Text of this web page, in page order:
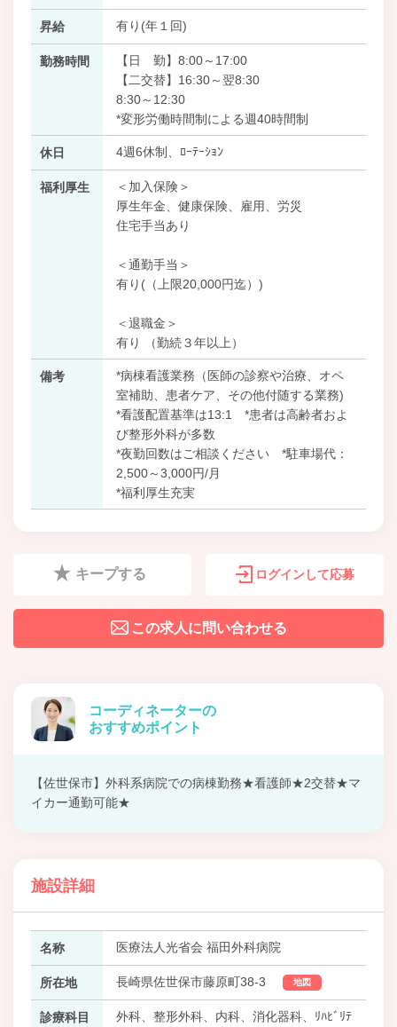
昇給 有り(年１回)
勤務時間
【日 勤】8:00～17:00
【二交替】16:30～翌8:30
8:30～12:30
*変形労働時間制による週40時間制
休日 4週6休制、ﾛｰﾃｰｼｮﾝ
福利厚生
＜加入保険＞
厚生年金、健康保険、雇用、労災
住宅手当あり
＜通勤手当＞
有り(（上限20,000円迄）)
＜退職金＞
有り （勤続３年以上）
備考
*病棟看護業務（医師の診察や治療、オペ
室補助、患者ケア、その他付随する業務)
*看護配置基準は13:1 *患者は高齢者およ
び整形外科が多数
*夜勤回数はご相談ください *駐車場代：
2,500～3,000円/月
*福利厚生充実
キープする ログインして応募
この求人に問い合わせる
コーディネーターの
おすすめポイント
【佐世保市】外科系病院での病棟勤務★看護師★2交替★マ
イカー通勤可能★
施設詳細
名称 医療法人光省会 福田外科病院
所在地 長崎県佐世保市藤原町38-3 地図
診療科目
外科、整形外科、内科、消化器科、ﾘﾊﾋﾞﾘﾃ